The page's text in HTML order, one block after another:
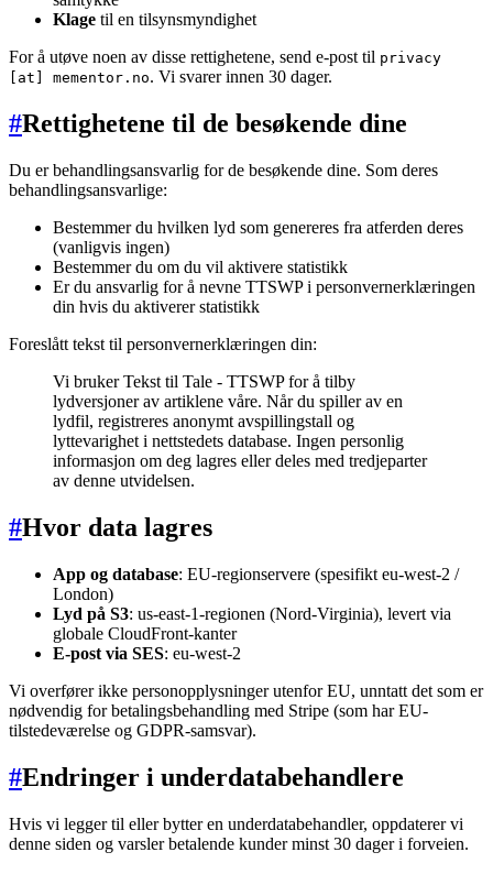
Klage til en tilsynsmyndighet
For å utøve noen av disse rettighetene, send e-post til privacy
[at] mementor.no. Vi svarer innen 30 dager.
#Rettighetene til de besøkende dine
Du er behandlingsansvarlig for de besøkende dine. Som deres
behandlingsansvarlige:
Bestemmer du hvilken lyd som genereres fra atferden deres
(vanligvis ingen)
Bestemmer du om du vil aktivere statistikk
Er du ansvarlig for å nevne TTSWP i personvernerklæringen
din hvis du aktiverer statistikk
Foreslått tekst til personvernerklæringen din:
Vi bruker Tekst til Tale - TTSWP for å tilby
lydversjoner av artiklene våre. Når du spiller av en
lydfil, registreres anonymt avspillingstall og
lyttevarighet i nettstedets database. Ingen personlig
informasjon om deg lagres eller deles med tredjeparter
av denne utvidelsen.
#Hvor data lagres
App og database: EU-regionservere (spesifikt eu-west-2 /
London)
Lyd på S3: us-east-1-regionen (Nord-Virginia), levert via
globale CloudFront-kanter
E-post via SES: eu-west-2
Vi overfører ikke personopplysninger utenfor EU, unntatt det som er
nødvendig for betalingsbehandling med Stripe (som har EU-
tilstedeværelse og GDPR-samsvar).
#Endringer i underdatabehandlere
Hvis vi legger til eller bytter en underdatabehandler, oppdaterer vi
denne siden og varsler betalende kunder minst 30 dager i forveien.